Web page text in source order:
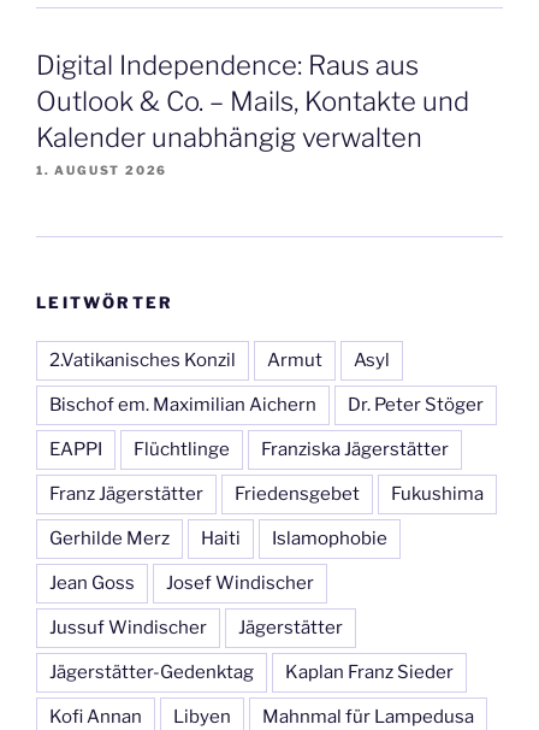
Digital Independence: Raus aus
Outlook & Co. – Mails, Kontakte und
Kalender unabhängig verwalten
1. AUGUST 2026
LEITWÖRTER
2.Vatikanisches Konzil Armut Asyl
Bischof em. Maximilian Aichern Dr. Peter Stöger
EAPPI Flüchtlinge Franziska Jägerstätter
Franz Jägerstätter Friedensgebet Fukushima
Gerhilde Merz Haiti Islamophobie
Jean Goss Josef Windischer
Jussuf Windischer Jägerstätter
Jägerstätter-Gedenktag Kaplan Franz Sieder
Kofi Annan Libyen Mahnmal für Lampedusa